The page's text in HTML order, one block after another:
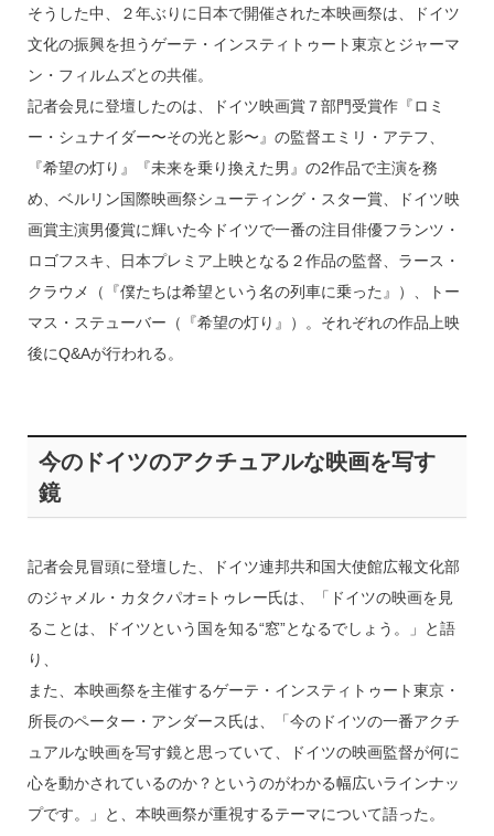
そうした中、２年ぶりに日本で開催された本映画祭は、ドイツ
文化の振興を担うゲーテ・インスティトゥート東京とジャーマ
ン・フィルムズとの共催。
記者会見に登壇したのは、ドイツ映画賞７部門受賞作『ロミ
ー・シュナイダー〜その光と影〜』の監督エミリ・アテフ、
『希望の灯り』『未来を乗り換えた男』の2作品で主演を務
め、ベルリン国際映画祭シューティング・スター賞、ドイツ映
画賞主演男優賞に輝いた今ドイツで一番の注目俳優フランツ・
ロゴフスキ、日本プレミア上映となる２作品の監督、ラース・
クラウメ（『僕たちは希望という名の列車に乗った』）、トー
マス・ステューバー（『希望の灯り』）。それぞれの作品上映
後にQ&Aが行われる。
今のドイツのアクチュアルな映画を写す
鏡
記者会見冒頭に登壇した、ドイツ連邦共和国大使館広報文化部
のジャメル・カタクパオ=トゥレー氏は、「ドイツの映画を見
ることは、ドイツという国を知る“窓”となるでしょう。」と語
り、
また、本映画祭を主催するゲーテ・インスティトゥート東京・
所長のペーター・アンダース氏は、「今のドイツの一番アクチ
ュアルな映画を写す鏡と思っていて、ドイツの映画監督が何に
心を動かされているのか？というのがわかる幅広いラインナッ
プです。」と、本映画祭が重視するテーマについて語った。